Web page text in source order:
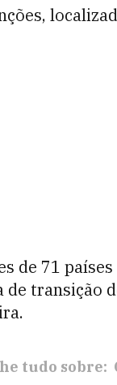
de 71
de transição
tudo sobre: